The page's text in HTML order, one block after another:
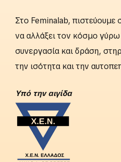
Στο Feminalab, πιστεύουμε
να αλλάξει τον κόσμο
συνεργασία και δράση,
την ισότητα και την
Yπό την αιγίδα